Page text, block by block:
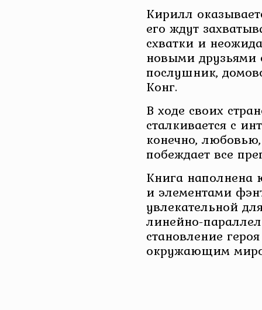
Кирилл
его ждут
схватки и
новыми друзьями
послушник,
Конг.
В ходе своих
сталкивается с
конечно, любовью,
побеждает все
Книга
и элементами
увлекательной
линейно-
становление
окружающим